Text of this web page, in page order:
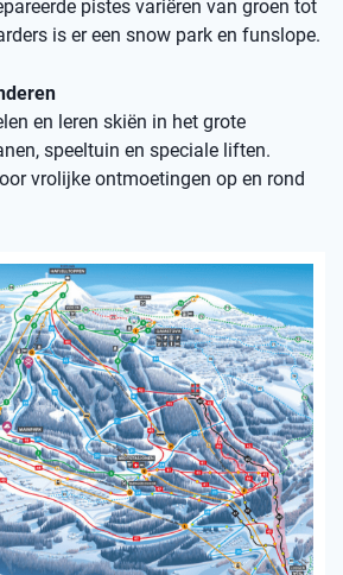
pistes variëren van groen tot
is er een snow park en funslope.
en leren skiën in het grote
speeltuin en speciale liften.
vrolijke ontmoetingen op en rond